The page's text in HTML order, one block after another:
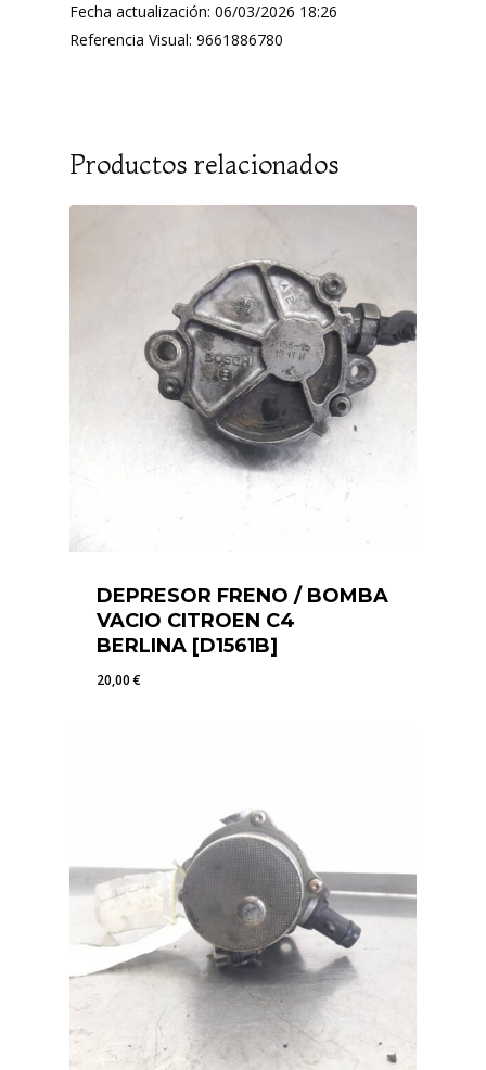
Fecha actualización: 06/03/2026 18:26
Referencia Visual: 9661886780
Productos relacionados
DEPRESOR FRENO / BOMBA
VACIO CITROEN C4
BERLINA [D1561B]
20,00€